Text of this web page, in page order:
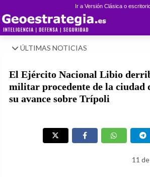
Ir a Versión Clásica o
ÚLTIMAS NOTICIAS
El Ejército Nacional Libio
militar procedente de la ciudad
su avance sobre Trípoli
11